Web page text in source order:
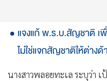
แจงแก้ พ.ร.บ.สัญชาติ เ
ไม่ใช่แจกสัญชาติให้ต่างด้
นางสาวพลอยทะเล ระบุว่า